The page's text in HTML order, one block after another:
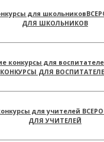
ДЛЯ ШКОЛЬНИКОВ
КОНКУРСЫ ДЛЯ
ДЛЯ УЧИТЕЛЕЙ